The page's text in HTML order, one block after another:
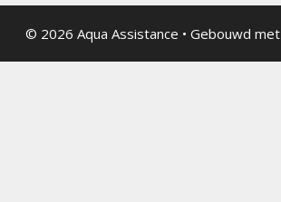
© 2026 Aqua Assistance • Gebouwd met